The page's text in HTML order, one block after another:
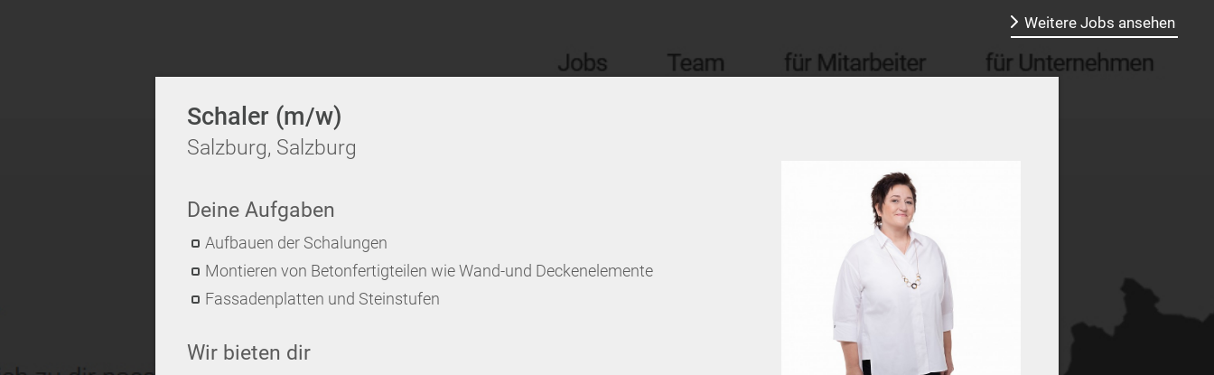
Weitere Jobs ansehen
Schaler (m/w)
Salzburg, Salzburg
Deine Aufgaben
Aufbauen der Schalungen
Montieren von Betonfertigteilen wie Wand-und Deckenelemente
Fassadenplatten und Steinstufen
Wir bieten dir